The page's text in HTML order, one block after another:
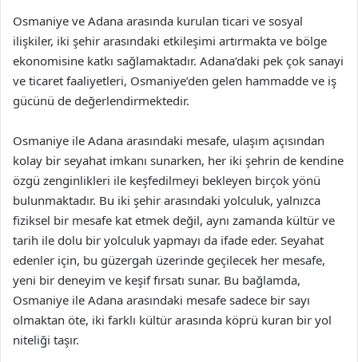
Osmaniye ve Adana arasında kurulan ticari ve sosyal
ilişkiler, iki şehir arasındaki etkileşimi artırmakta ve bölge
ekonomisine katkı sağlamaktadır. Adana’daki pek çok sanayi
ve ticaret faaliyetleri, Osmaniye’den gelen hammadde ve iş
gücünü de değerlendirmektedir.
Osmaniye ile Adana arasındaki mesafe, ulaşım açısından
kolay bir seyahat imkanı sunarken, her iki şehrin de kendine
özgü zenginlikleri ile keşfedilmeyi bekleyen birçok yönü
bulunmaktadır. Bu iki şehir arasındaki yolculuk, yalnızca
fiziksel bir mesafe kat etmek değil, aynı zamanda kültür ve
tarih ile dolu bir yolculuk yapmayı da ifade eder. Seyahat
edenler için, bu güzergah üzerinde geçilecek her mesafe,
yeni bir deneyim ve keşif fırsatı sunar. Bu bağlamda,
Osmaniye ile Adana arasındaki mesafe sadece bir sayı
olmaktan öte, iki farklı kültür arasında köprü kuran bir yol
niteliği taşır.